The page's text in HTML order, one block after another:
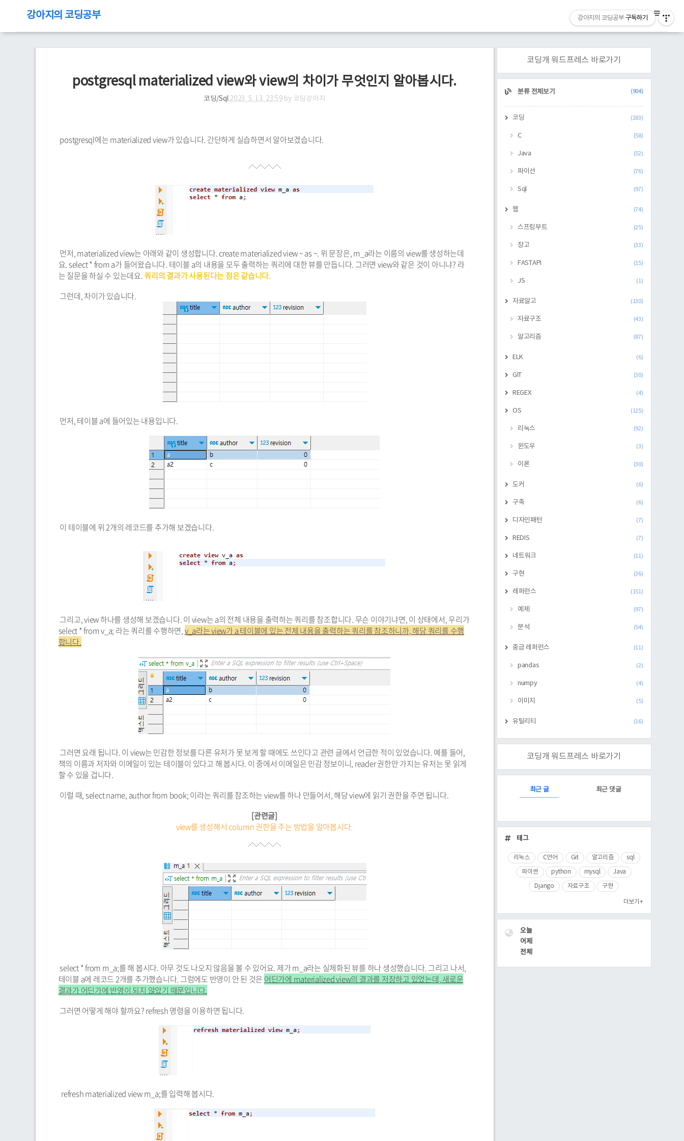
강아지의 코딩공부
postgresql materialized view와 view의 차이가 무엇인지 알아봅시다.
코딩/Sql 2023. 5. 13. 23:59 by코딩강아지
postgresql에는 materialized view가 있습니다. 간단하게 실습하면서 알아보겠습니다.
먼저, materialized view는 아래와 같이 생성합니다. create materialized view ~ as ~. 위 문장은, m_a라는 이름의 view를 생성하는데
요. select * from a가 들어왔습니다. 테이블 a의 내용을 모두 출력하는 쿼리에 대한 뷰를 만듭니다. 그러면 view와 같은 것이 아니냐? 라
는 질문을 하실 수 있는데요.쿼리의 결과가 사용된다는 점은 같습니다.
그런데, 차이가 있습니다.
먼저, 테이블 a에 들어있는 내용입니다.
이 테이블에 위 2개의 레코드를 추가해 보겠습니다.
그리고, view 하나를 생성해 보겠습니다. 이 view는 a의 전체 내용을 출력하는 쿼리를 참조합니다. 무슨 이야기냐면, 이 상태에서, 우리가
select * from v_a; 라는 쿼리를 수행하면,v_a라는 view가 a 테이블에 있는 전체 내용을 출력하는 쿼리를 참조하니까, 해당 쿼리를 수행
합니다.
그러면 요래 됩니다. 이 view는 민감한 정보를 다른 유저가 못 보게 할 때에도 쓰인다고 관련 글에서 언급한 적이 있었습니다. 예를 들어,
책의 이름과 저자와 이메일이 있는 테이블이 있다고 해 봅시다. 이 중에서 이메일은 민감 정보이니, reader 권한만 가지는 유저는 못 읽게
할 수 있을 겁니다.
이럴 때, select name, author from book; 이라는 쿼리를 참조하는 view를 하나 만들어서, 해당 view에 읽기 권한을 주면 됩니다.
[관련글]
view를 생성해서 column 권한을 주는 방법을 알아봅시다.
select * from m_a;를 해 봅시다. 아무 것도 나오지 않음을 볼 수 있어요. 제가 m_a라는 실체화된 뷰를 하나 생성했습니다. 그리고 나서,
테이블 a에 레코드 2개를 추가했습니다. 그럼에도 반영이 안 된 것은 어딘가에 materialized view의 결과를 저장하고 있었는데, 새로운
결과가 어딘가에 반영이 되지 않았기 때문입니다.
그러면 어떻게 해야 할까요? refresh 명령을 이용하면 됩니다.
refresh materialized view m_a;를 입력해 봅시다.
코딩개 워드프레스 바로가기
CATEGORY
분류 전체보기 (904)
코딩 (283)
C (58)
Java (52)
파이선 (76)
Sql (97)
웹 (74)
스프링부트 (25)
장고 (33)
FASTAPI (15)
JS (1)
자료알고 (130)
자료구조 (43)
알고리즘 (87)
ELK (6)
GIT (30)
REGEX (4)
OS (125)
리눅스 (92)
윈도우 (3)
이론 (30)
도커 (6)
구축 (6)
디자인패턴 (7)
REDIS (7)
네트워크 (11)
구현 (36)
레퍼런스 (151)
예제 (97)
분석 (54)
중급 레퍼런스 (11)
pandas (2)
numpy (4)
이미지 (5)
유틸리티 (16)
코딩개 워드프레스 바로가기
RECENTLY최근 글 최근 댓글
근
글
태그
리눅스 C언어 Git 알고리즘 sql
파이썬 python mysql Java
Django 자료구조 구현
더보기+
VISITOR오늘
어제
전체
강아지의 코딩공부 구독하기